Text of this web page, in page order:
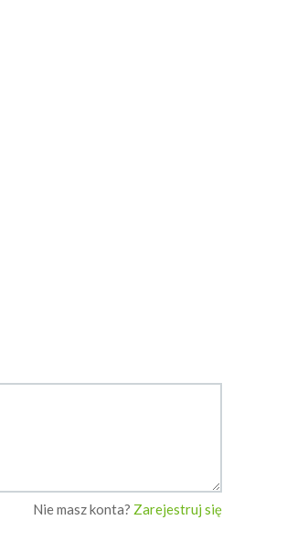
Nie masz konta? Zarejestruj się